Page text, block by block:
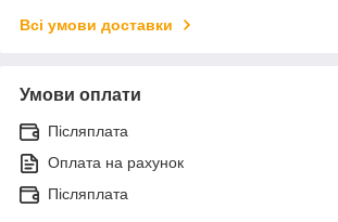
Всі умови доставки
Умови оплати
Післяплата
Оплата на рахунок
Післяплата